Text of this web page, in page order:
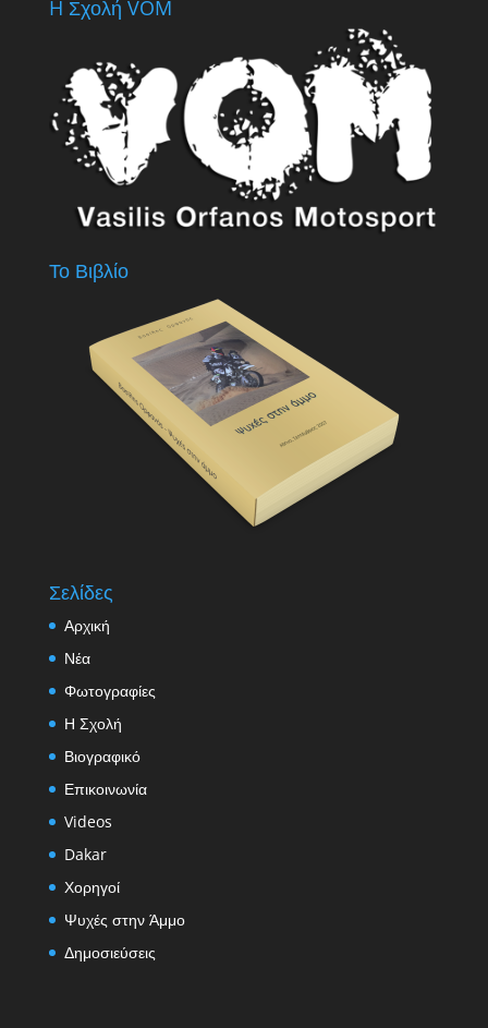
H Σχολή VOM
Το Βιβλίο
Σελίδες
Αρχική
Νέα
Φωτογραφίες
Η Σχολή
Βιογραφικό
Επικοινωνία
Videos
Dakar
Χορηγοί
Ψυχές στην Άμμο
Δημοσιεύσεις